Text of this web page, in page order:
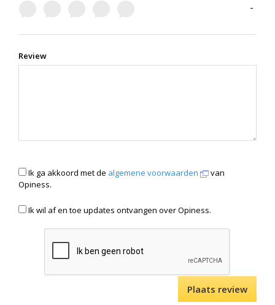
-
Review
Ik ga akkoord met de algemene voorwaarden
van
Opiness.
Ik wil af en toe updates ontvangen over Opiness.